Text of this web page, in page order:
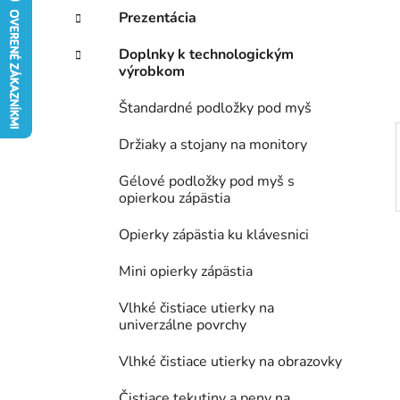
n
l
e
Prezentácia
Doplnky k technologickým
výrobkom
Štandardné podložky pod myš
Držiaky a stojany na monitory
Gélové podložky pod myš s
opierkou zápästia
Opierky zápästia ku klávesnici
Mini opierky zápästia
Vlhké čistiace utierky na
univerzálne povrchy
Vlhké čistiace utierky na obrazovky